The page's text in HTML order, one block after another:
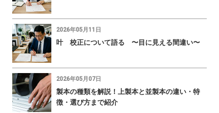
2026年05月11日
叶 校正について語る 〜目に見える間違い〜
2026年05月07日
製本の種類を解説！上製本と並製本の違い・特
徴・選び方まで紹介